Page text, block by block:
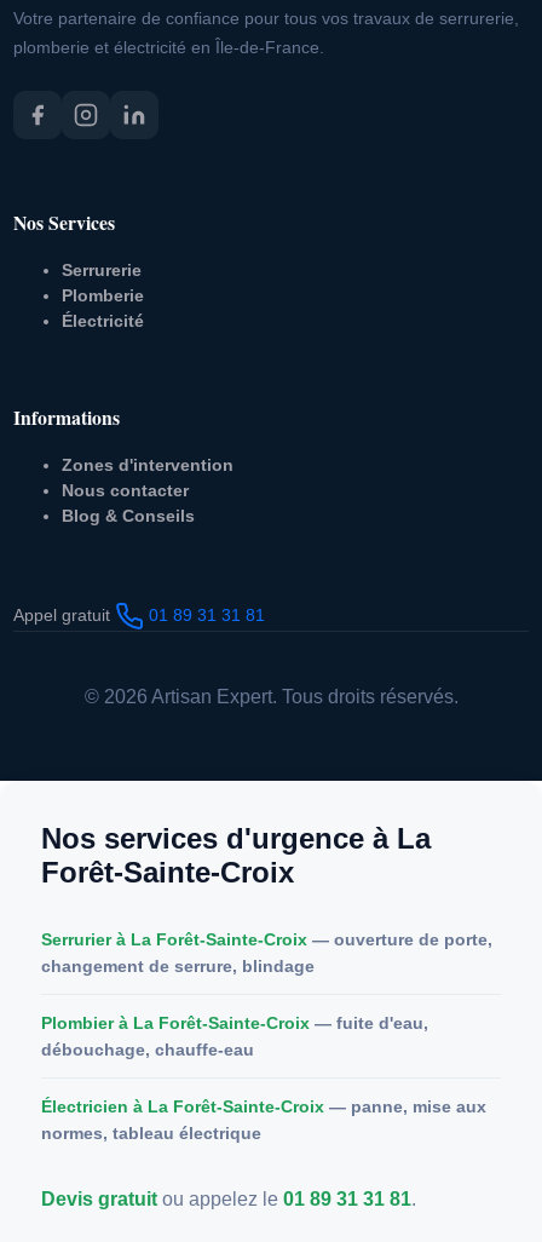
Votre partenaire de confiance pour tous vos travaux de serrurerie,
plomberie et électricité en Île-de-France.
Nos Services
Serrurerie
Plomberie
Électricité
Informations
Zones d'intervention
Nous contacter
Blog & Conseils
Appel gratuit 01 89 31 31 81
© 2026 Artisan Expert. Tous droits réservés.
Nos services d'urgence à La
Forêt-Sainte-Croix
Serrurier à La Forêt-Sainte-Croix — ouverture de porte,
changement de serrure, blindage
Plombier à La Forêt-Sainte-Croix — fuite d'eau,
débouchage, chauffe-eau
Électricien à La Forêt-Sainte-Croix — panne, mise aux
normes, tableau électrique
Devis gratuit ou appelez le 01 89 31 31 81.